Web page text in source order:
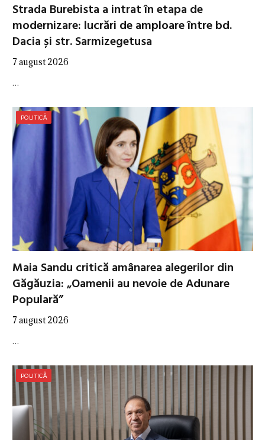
Strada Burebista a intrat în etapa de
modernizare: lucrări de amploare între bd.
Dacia și str. Sarmizegetusa
7 august 2026
…
POLITICĂ
Maia Sandu critică amânarea alegerilor din
Găgăuzia: „Oamenii au nevoie de Adunare
Populară”
7 august 2026
…
POLITICĂ